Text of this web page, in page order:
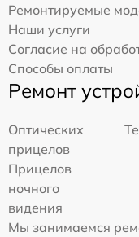
Ремонтируемые
Наши услуги
Согласие на
Способы оплаты
Ремонт
Оптических
прицелов
Прицелов
ночного
видения
Мы занимаемся